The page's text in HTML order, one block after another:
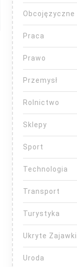
Obcojęzyczne
Praca
Prawo
Przemysł
Rolnictwo
Sklepy
Sport
Technologia
Transport
Turystyka
Ukryte Zajawki
Uroda